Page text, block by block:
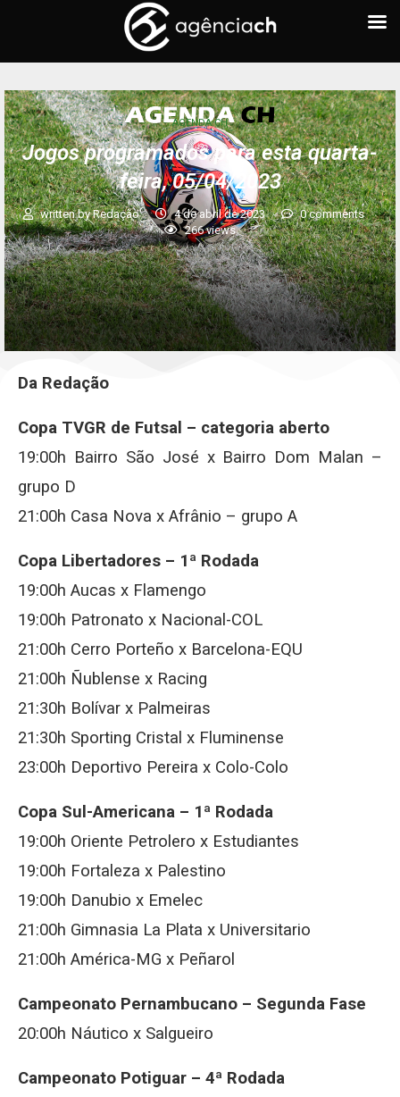
AGENDA CH
Jogos programados para esta quarta-
feira, 05/04/2023
written byRedação 4 de abril de 2023
0 comments
266views
Da Redação
Copa TVGR de Futsal – categoria aberto
19:00h Bairro São José x Bairro Dom Malan –
grupo D
21:00h Casa Nova x Afrânio – grupo A
Copa Libertadores – 1ª Rodada
19:00h Aucas x Flamengo
19:00h Patronato x Nacional-COL
21:00h Cerro Porteño x Barcelona-EQU
21:00h Ñublense x Racing
21:30h Bolívar x Palmeiras
21:30h Sporting Cristal x Fluminense
23:00h Deportivo Pereira x Colo-Colo
Copa Sul-Americana – 1ª Rodada
19:00h Oriente Petrolero x Estudiantes
19:00h Fortaleza x Palestino
19:00h Danubio x Emelec
21:00h Gimnasia La Plata x Universitario
21:00h América-MG x Peñarol
Campeonato Pernambucano – Segunda Fase
20:00h Náutico x Salgueiro
Campeonato Potiguar – 4ª Rodada